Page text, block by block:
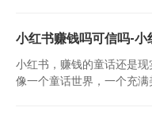
小红书赚钱吗可信吗-小
小红书，赚钱的童话还是
像一个童话世界，一个充